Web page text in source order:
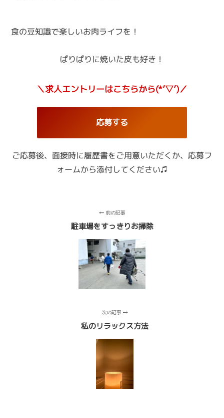
食の豆知識で楽しいお肉ライフを！
ぱりぱりに焼いた皮も好き！
＼求人エントリーはこちらから(*’▽’)／
応募する
ご応募後、面接時に履歴書をご用意いただくか、応募フ
ォームから添付してください♫
前の記事
駐車場をすっきりお掃除
次の記事
私のリラックス方法